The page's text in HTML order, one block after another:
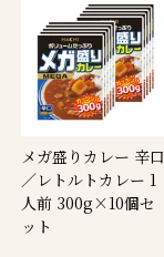
メガ盛りカレー 辛口
／レトルトカレー 1
人前 300g×10個セ
ット